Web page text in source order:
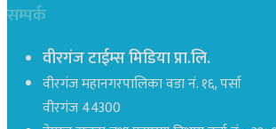
सम्पर्क
वीरगंज टाईम्स मिडिया प्रा.लि.
वीरगंज महानगरपालिका वडा नं. १६, पर्सा
वीरगंज 44300